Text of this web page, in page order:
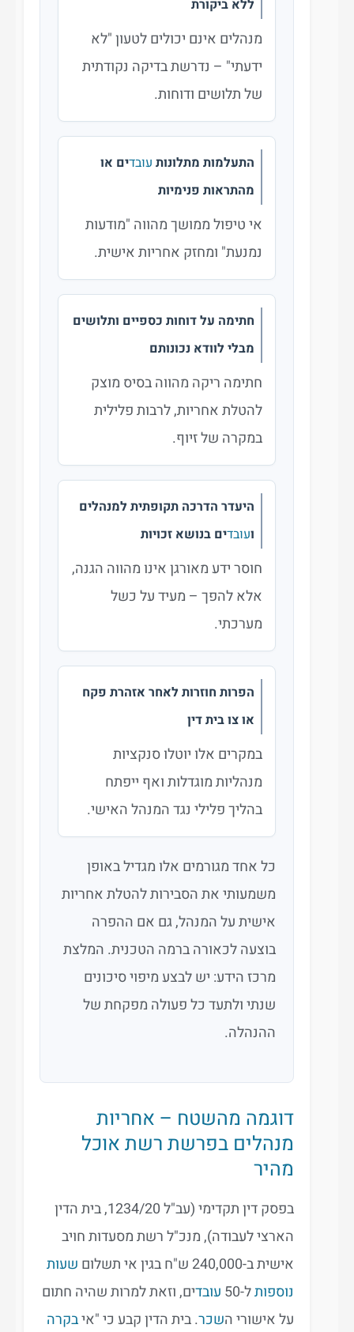
ללא ביקורת
מנהלים אינם יכולים לטעון "לא
ידעתי" – נדרשת בדיקה נקודתית
של תלושים ודוחות.
התעלמות מתלונות עובדים או
מהתראות פנימיות
אי טיפול ממושך מהווה "מודעות
נמנעת" ומחזק אחריות אישית.
חתימה על דוחות כספיים ותלושים
מבלי לוודא נכונותם
חתימה ריקה מהווה בסיס מוצק
להטלת אחריות, לרבות פלילית
במקרה של זיוף.
היעדר הדרכה תקופתית למנהלים
ועובדים בנושא זכויות
חוסר ידע מאורגן אינו מהווה הגנה,
אלא להפך – מעיד על כשל
מערכתי.
הפרות חוזרות לאחר אזהרת פקח
או צו בית דין
במקרים אלו יוטלו סנקציות
מנהליות מוגדלות ואף ייפתח
בהליך פלילי נגד המנהל האישי.
כל אחד מגורמים אלו מגדיל באופן
משמעותי את הסבירות להטלת אחריות
אישית על המנהל, גם אם ההפרה
בוצעה לכאורה ברמה הטכנית. המלצת
מרכז הידע: יש לבצע מיפוי סיכונים
שנתי ולתעד כל פעולה מפקחת של
ההנהלה.
דוגמה מהשטח – אחריות
מנהלים בפרשת רשת אוכל
מהיר
בפסק דין תקדימי (עב"ל 1234/20, בית הדין
הארצי לעבודה), מנכ"ל רשת מסעדות חויב
אישית ב-240,000 ש"ח בגין אי תשלום
שעות
נוספותל-50 עובדים, וזאת למרות שהיה חתום
על אישורי השכר. בית הדין קבע כי "איבקרה